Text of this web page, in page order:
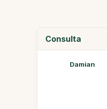
Consulta
Damian